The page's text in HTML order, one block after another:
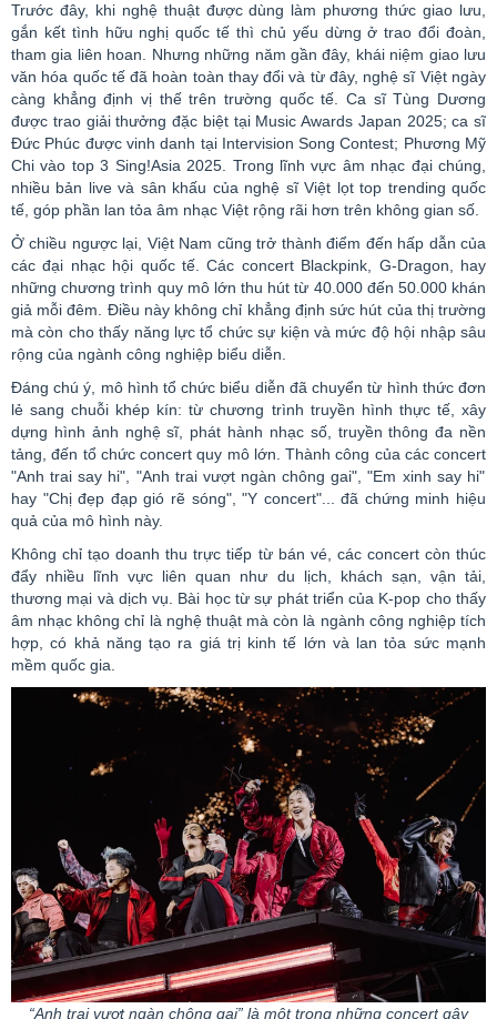
Trước đây, khi nghệ thuật được dùng làm phương thức giao lưu,
gắn kết tình hữu nghị quốc tế thì chủ yếu dừng ở trao đổi đoàn,
tham gia liên hoan. Nhưng những năm gần đây, khái niệm giao lưu
văn hóa quốc tế đã hoàn toàn thay đổi và từ đây, nghệ sĩ Việt ngày
càng khẳng định vị thế trên trường quốc tế. Ca sĩ Tùng Dương
được trao giải thưởng đặc biệt tại Music Awards Japan 2025; ca sĩ
Đức Phúc được vinh danh tại Intervision SongContest; Phương Mỹ
Chi vào top3 Sing!Asia2025. Trong lĩnh vực âm nhạc đại chúng,
nhiều bản livevà sân khấu của nghệ sĩ Việt lọttop trending quốc
tế, góp phần lan tỏa âm nhạc Việt rộng rãi hơn trên không gian số.
Ở chiều ngược lại, Việt Nam cũng trở thành điểm đến hấp dẫn của
các đại nhạc hội quốc tế. Các concert Blackpink, G-Dragon, hay
những chương trình quy mô lớn thu hút từ 40.000 đến 50.000 khán
giả mỗi đêm. Điều này không chỉ khẳng định sức hút của thị trường
mà còn cho thấy năng lực tổ chức sự kiện và mức độ hội nhập sâu
rộng của ngành công nghiệp biểu diễn.
Đáng chú ý, mô hình tổ chức biểu diễn đã chuyển từ hình thức đơn
lẻ sang chuỗi khép kín: từ chương trình truyền hình thực tế, xây
dựng hình ảnh nghệ sĩ, phát hành nhạc số, truyền thông đa nền
tảng, đến tổ chức concert quy mô lớn. Thành công của các concert
"Anh trai say hi", "Anh trai vượt ngàn chông gai", "Em xinh say hi"
hay "Chị đẹp đạp gió rẽ sóng", "Y concert"... đã chứng minh hiệu
quả của mô hình này.
Không chỉ tạo doanh thu trực tiếp từ bán vé, các concertcòn thúc
đẩy nhiều lĩnh vực liên quan như du lịch, khách sạn, vận tải,
thương mại và dịch vụ. Bài học từ sự phát triển của K-pop cho thấy
âm nhạc không chỉ là nghệ thuật mà còn là ngành công nghiệp tích
hợp, có khả năng tạo ra giá trị kinh tế lớn và lan tỏa sức mạnh
mềm quốc gia.
“Anh trai vượt ngàn chông gai” là một trong những concert gây